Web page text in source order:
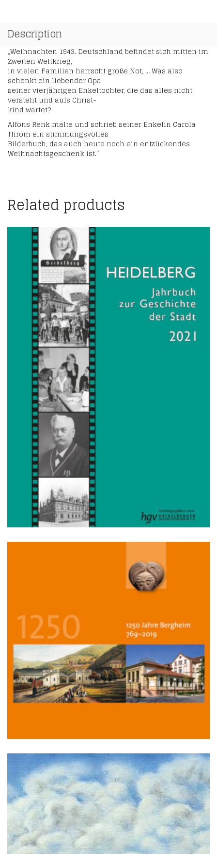
Description
„Weihnachten 1943. Deutschland befindet sich mitten im
Zweiten Weltkrieg,
in vielen Familien herrscht große Not, … Was also
schenkt ein liebender Opa
seiner vierjährigen Enkeltochter, die das alles nicht
versteht und aufs Christ-
kind wartet?
Alfons Renk malte und schrieb seiner Enkelin Carola
Throm ein stimmungsvolles
Bilderbuch, das auch heute noch ein entzückendes
Weihnachtsgeschenk ist.“
Related products